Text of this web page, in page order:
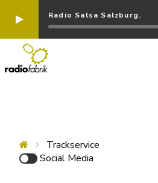
Radio Salsa Salzburg.
Trackservice
Social Media